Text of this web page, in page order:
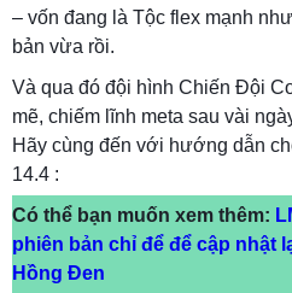
– vốn đang là Tộc flex mạnh
bản vừa rồi.
Và qua đó đội hình Chiến Đội
mẽ, chiếm lĩnh meta sau vài
Hãy cùng đến với hướng dẫn
14.4 :
Có thể bạn muốn xem thêm:
phiên bản chỉ để để cập nhật
Hồng Đen